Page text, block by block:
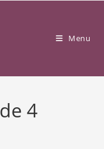
Menu
4